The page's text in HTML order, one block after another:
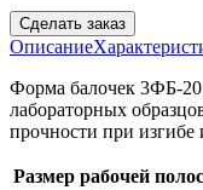
Сделать заказ
Описание
Форма балочек 3ФБ-20
лабораторных
прочности при изгибе
Размер рабочей